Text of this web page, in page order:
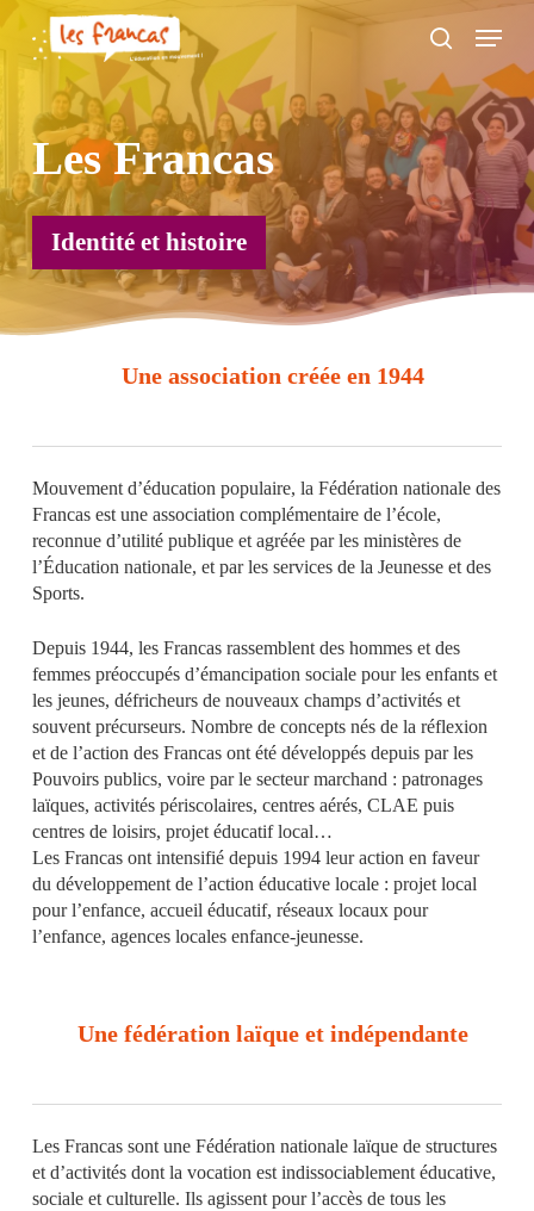
main
search
Menu
Les Francas
Identité et histoire
Une association créée en 1944
Mouvement d’éducation populaire, la Fédération nationale des
Francas est une association complémentaire de l’école,
reconnue d’utilité publique et agréée par les ministères de
l’Éducation nationale, et par les services de la Jeunesse et des
Sports.
Depuis 1944, les Francas rassemblent des hommes et des
femmes préoccupés d’émancipation sociale pour les enfants et
les jeunes, défricheurs de nouveaux champs d’activités et
souvent précurseurs. Nombre de concepts nés de la réflexion
et de l’action des Francas ont été développés depuis par les
Pouvoirs publics, voire par le secteur marchand : patronages
laïques, activités périscolaires, centres aérés, CLAE puis
centres de loisirs, projet éducatif local…
Les Francas ont intensifié depuis 1994 leur action en faveur
du développement de l’action éducative locale : projet local
pour l’enfance, accueil éducatif, réseaux locaux pour
l’enfance, agences locales enfance-jeunesse.
Une fédération laïque et indépendante
Les Francas sont une Fédération nationale laïque de structures
et d’activités dont la vocation est indissociablement éducative,
sociale et culturelle. Ils agissent pour l’accès de tous les
Panneau de gestion des cookies